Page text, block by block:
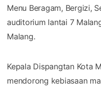
Menu Beragam, Bergizi,
auditorium lantai 7
Malang.
Kepala Dispangtan Kota
mendorong kebiasaan